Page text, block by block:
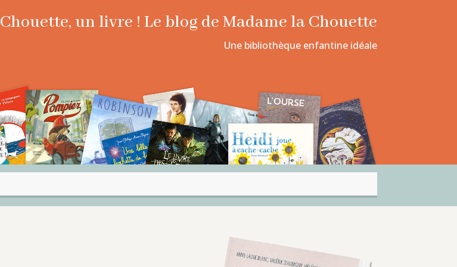
Chouette, un livre ! Le blog de Madame la Chouette
Une bibliothèque enfantine idéale